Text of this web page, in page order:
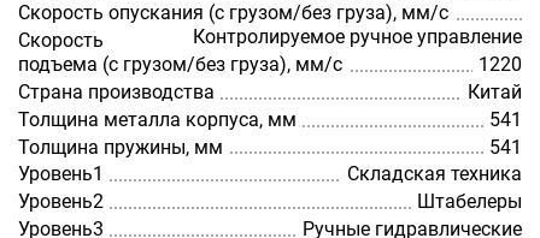
Скорость опускания (с грузом/без груза), мм/с
Контролируемое ручное управление
Скорость
подъема (с грузом/без груза), мм/с
1220
Страна производства
Китай
Толщина металла корпуса, мм
541
Толщина пружины, мм
541
Уровень1
Складская техника
Уровень2
Штабелеры
Уровень3
Ручные гидравлические